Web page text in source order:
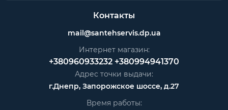
Контакты
mail@santehservis.dp.ua
Интернет магазин:
+380960933232 +380994941370
Адрес точки выдачи:
г.Днепр, Запорожское шоссе, д.27
Время работы: